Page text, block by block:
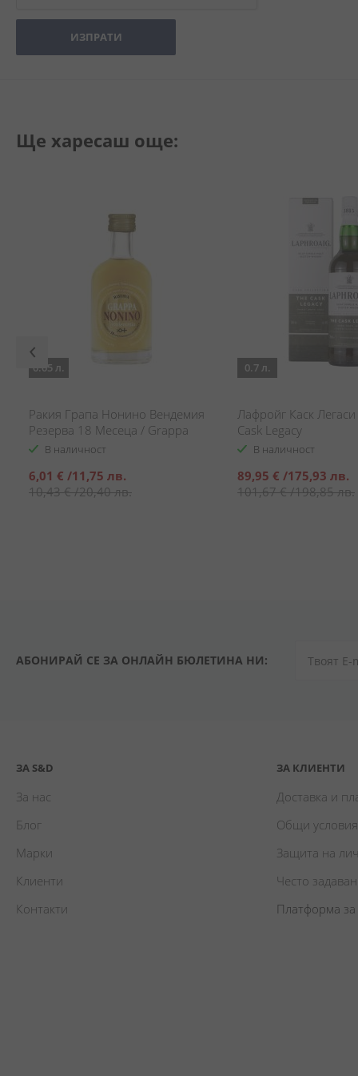
ИЗПРАТИ
Ще харесаш още:
0.05 л.
Ракия Грапа Нонино Вендемия
Резерва 18 Месеца / Grappa
Nonino Vendemmia Riserva 18
В наличност
Специална
цена
6,01 € /11,75 лв.
10,43 €/20,40 лв.
0.7 л.
Лафройг Каск
Cask Legacy
В наличност
Специална
цена
89,95 € /175,93 лв.
101,67 €/198,85 лв.
АБОНИРАЙ СЕ ЗА ОНЛАЙН БЮЛЕТИНА НИ:
ЗА S&D
За нас
Блог
Марки
Клиенти
Контакти
ЗА КЛИЕНТИ
Доставка и
Общи условия
Защита на
Често
Платформа